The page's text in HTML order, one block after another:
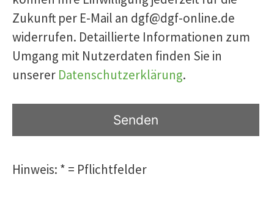
Zukunft per E-Mail an dgf@dgf-online.de
widerrufen. Detaillierte Informationen zum
Umgang mit Nutzerdaten finden Sie in
unserer Datenschutzerklärung.
Hinweis: * = Pflichtfelder